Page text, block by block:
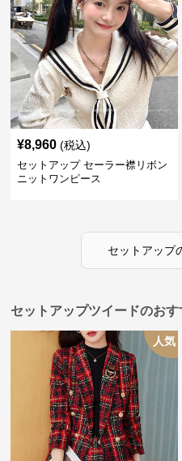
¥8,960 (税込)
セットアップ セーラー襟リボン
ニットワンピース
セットアップ
セットアップツイードのお
人気